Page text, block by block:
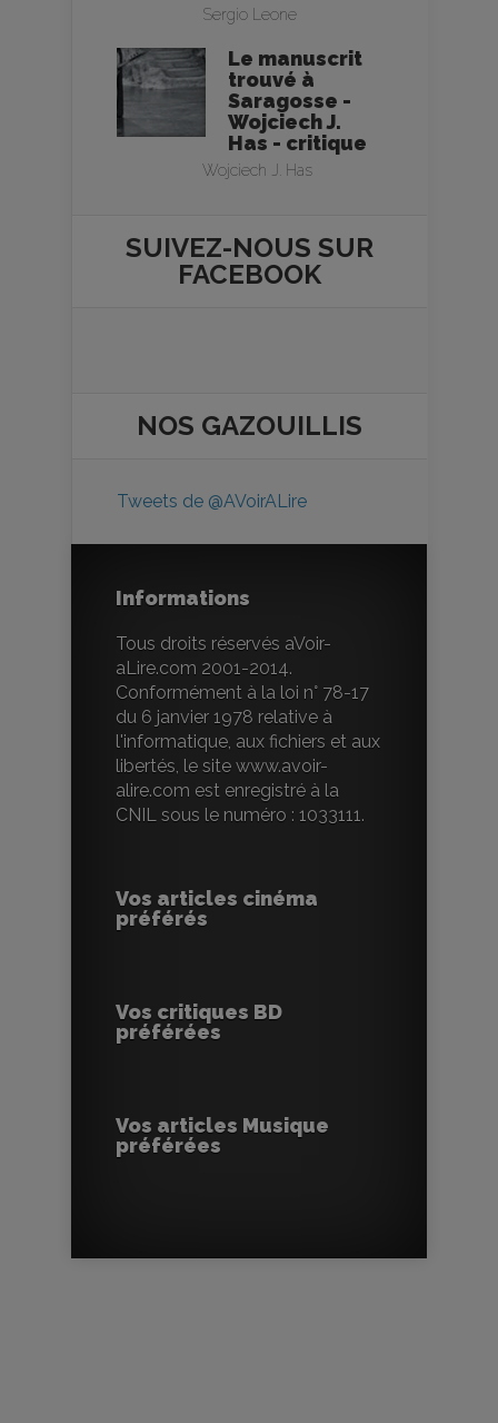
Sergio Leone
Le manuscrit
trouvé à
Saragosse -
Wojciech J.
Has - critique
Wojciech J. Has
SUIVEZ-NOUS SUR
FACEBOOK
NOS GAZOUILLIS
Tweets de @AVoirALire
Informations
Tous droits réservés aVoir-
aLire.com 2001-2014.
Conformément à la loi n° 78-17
du 6 janvier 1978 relative à
l'informatique, aux fichiers et aux
libertés, le site www.avoir-
alire.com est enregistré à la
CNIL sous le numéro : 1033111.
Vos articles cinéma
préférés
Vos critiques BD
préférées
Vos articles Musique
préférées